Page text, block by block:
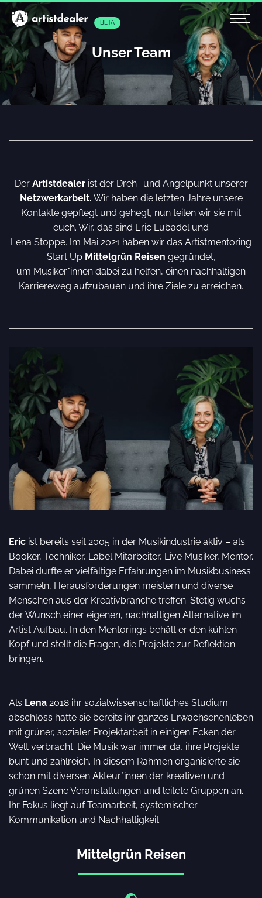
BETA
Unser Team
Der Artistdealerist der Dreh- und Angelpunkt unserer
Netzwerkarbeit. Wir haben die letzten Jahre unsere
Kontakte gepflegt und gehegt, nun teilen wir sie mit
euch. Wir, das sind Eric Lubadel und
Lena Stoppe. Im Mai 2021 haben wir das Artistmentoring
Start Up Mittelgrün Reisen gegründet,
um Musiker*innen dabei zu helfen, einen nachhaltigen
Karriereweg aufzubauen und ihre Ziele zu erreichen.
Eric ist bereits seit 2005 in der Musikindustrie aktiv – als
Booker, Techniker, Label Mitarbeiter, Live Musiker, Mentor.
Dabei durfte er vielfältige Erfahrungen im Musikbusiness
sammeln, Herausforderungen meistern und diverse
Menschen aus der Kreativbranche treffen. Stetig wuchs
der Wunsch einer eigenen, nachhaltigen Alternative im
Artist Aufbau. In den Mentorings behält er den kühlen
Kopf und stellt die Fragen, die Projekte zur Reflektion
bringen.
Als Lena 2018 ihr sozialwissenschaftliches Studium
abschloss hatte sie bereits ihr ganzes Erwachsenenleben
mit grüner, sozialer Projektarbeit in einigen Ecken der
Welt verbracht. Die Musik war immer da, ihre Projekte
bunt und zahlreich. In diesem Rahmen organisierte sie
schon mit diversen Akteur*innen der kreativen und
grünen Szene Veranstaltungen und leitete Gruppen an.
Ihr Fokus liegt auf Teamarbeit, systemischer
Kommunikation und Nachhaltigkeit.
Mittelgrün Reisen